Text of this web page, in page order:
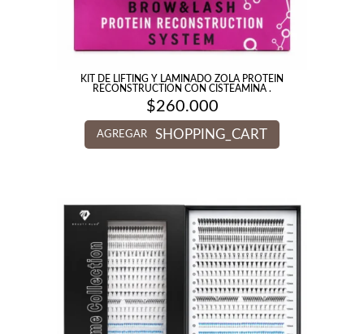
KIT DE LIFTING Y LAMINADO ZOLA PROTEIN
RECONSTRUCTION CON CISTEAMINA .
$260.000
AGREGAR SHOPPING_CART